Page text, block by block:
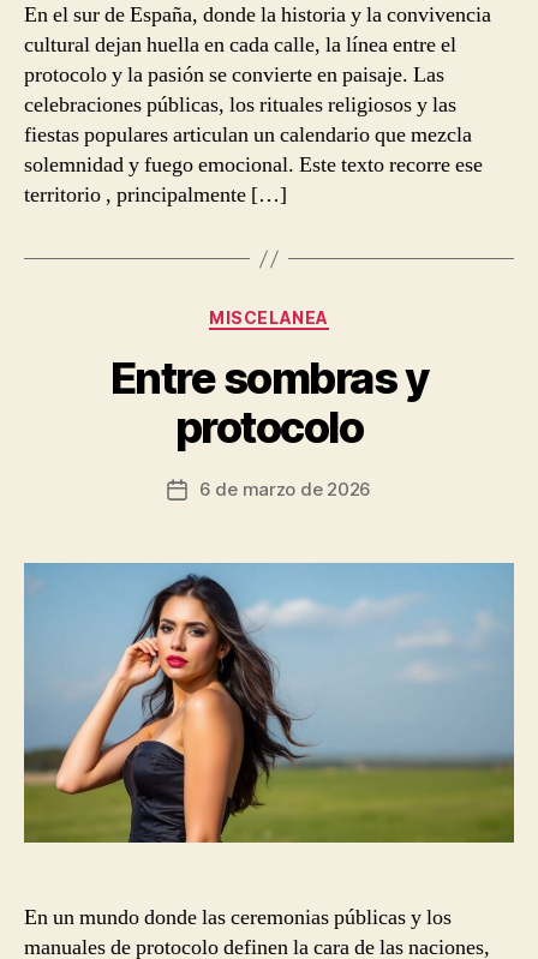
En el sur de España, donde la historia y la convivencia
cultural dejan huella en cada calle, la línea entre el
protocolo y la pasión se convierte en paisaje. Las
celebraciones públicas, los rituales religiosos y las
fiestas populares articulan un calendario que mezcla
solemnidad y fuego emocional. Este texto recorre ese
territorio , principalmente […]
Categorías
MISCELANEA
Entre sombras y
protocolo
Fecha
entrada
6 de marzo de 2026
En un mundo donde las ceremonias públicas y los
manuales de protocolo definen la cara de las naciones,